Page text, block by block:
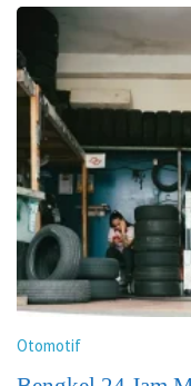
Otomotif